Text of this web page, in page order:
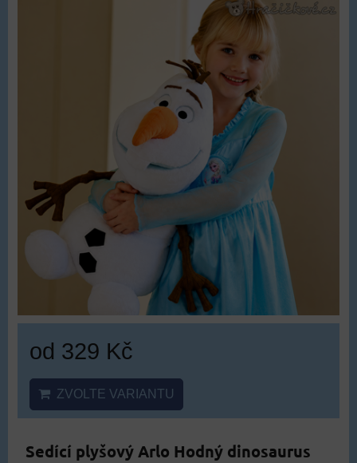
od 329 Kč
ZVOLTE VARIANTU
Sedící plyšový Arlo Hodný dinosaurus